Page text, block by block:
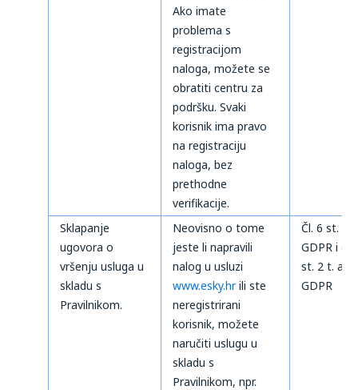
Ako imate
problema s
registracijom
naloga, možete se
obratiti centru za
podršku. Svaki
korisnik ima pravo
na registraciju
naloga, bez
prethodne
verifikacije.
Sklapanje
ugovora o
vršenju usluga u
skladu s
Pravilnikom.
Neovisno o tome
jeste li napravili
nalog u usluzi
www.esky.hrili ste
neregistrirani
korisnik, možete
naručiti uslugu u
skladu s
Pravilnikom, npr.
Čl. 6 st. 1
GDPR i čl.
st. 2 t. a)
GDPR